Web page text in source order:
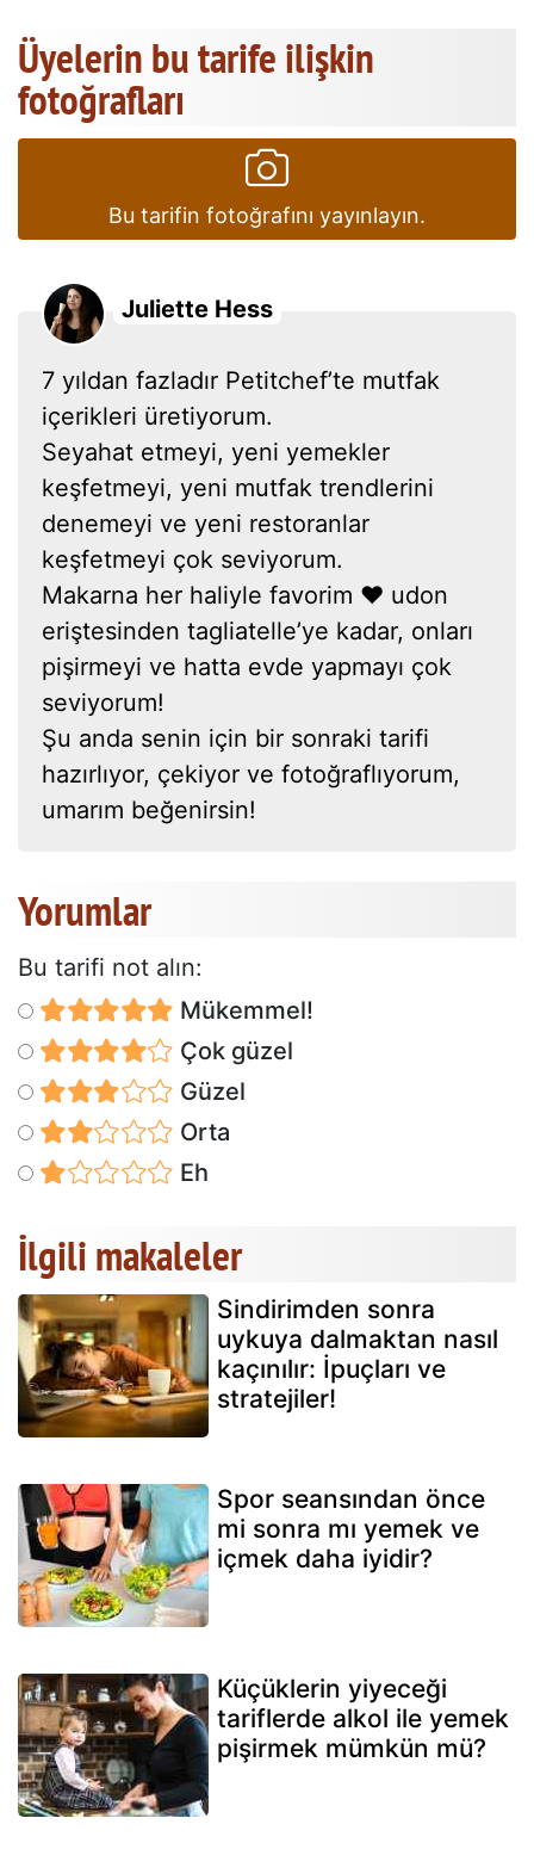
Üyelerin bu tarife ilişkin
fotoğrafları
Bu tarifin fotoğrafını yayınlayın.
Juliette Hess
7 yıldan fazladır Petitchef’te mutfak
içerikleri üretiyorum.
Seyahat etmeyi, yeni yemekler
keşfetmeyi, yeni mutfak trendlerini
denemeyi ve yeni restoranlar
keşfetmeyi çok seviyorum.
Makarna her haliyle favorim ❤ udon
eriştesinden tagliatelle’ye kadar, onları
pişirmeyi ve hatta evde yapmayı çok
seviyorum!
Şu anda senin için bir sonraki tarifi
hazırlıyor, çekiyor ve fotoğraflıyorum,
umarım beğenirsin!
Yorumlar
Bu tarifi not alın:
Mükemmel!
Çok güzel
Güzel
Orta
Eh
İlgili makaleler
Sindirimden sonra
uykuya dalmaktan nasıl
kaçınılır: İpuçları ve
stratejiler!
Spor seansından önce
mi sonra mı yemek ve
içmek daha iyidir?
Küçüklerin yiyeceği
tariflerde alkol ile yemek
pişirmek mümkün mü?